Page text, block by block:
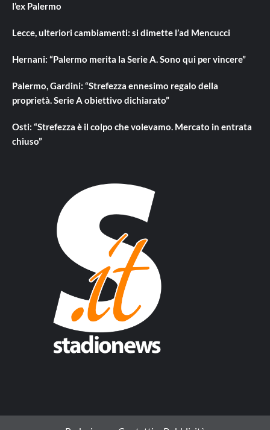
l’ex Palermo
Lecce, ulteriori cambiamenti: si dimette l’ad Mencucci
Hernani: “Palermo merita la Serie A. Sono qui per vincere”
Palermo, Gardini: “Strefezza ennesimo regalo della
proprietà. Serie A obiettivo dichiarato”
Osti: “Strefezza è il colpo che volevamo. Mercato in entrata
chiuso”